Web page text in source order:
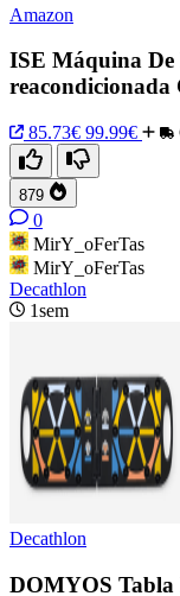
Amazon
ISE Máquina De
reacondicionada
85.73€ 99.99€
879
0
MirY_oFerTas
MirY_oFerTas
Decathlon
1sem
Decathlon
DOMYOS Tabla